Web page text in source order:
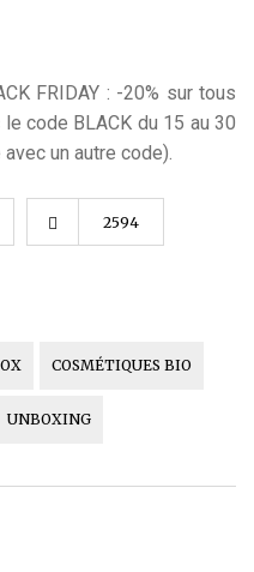
FRIDAY : -20% sur tous
code BLACK du 15 au 30
un autre code).
2594
COSMÉTIQUES BIO
UNBOXING